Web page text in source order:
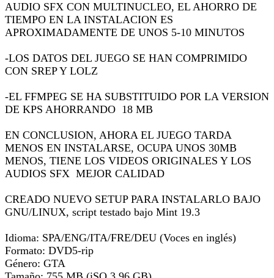
AUDIO SFX CON MULTINUCLEO, EL AHORRO DE
TIEMPO EN LA INSTALACION ES
APROXIMADAMENTE DE UNOS 5-10 MINUTOS
-LOS DATOS DEL JUEGO SE HAN COMPRIMIDO
CON SREP Y LOLZ
-EL FFMPEG SE HA SUBSTITUIDO POR LA VERSION
DE KPS AHORRANDO 18 MB
EN CONCLUSION, AHORA EL JUEGO TARDA
MENOS EN INSTALARSE, OCUPA UNOS 30MB
MENOS, TIENE LOS VIDEOS ORIGINALES Y LOS
AUDIOS SFX MEJOR CALIDAD
CREADO NUEVO SETUP PARA INSTALARLO BAJO
GNU/LINUX, script testado bajo Mint 19.3
Idioma: SPA/ENG/ITA/FRE/DEU (Voces en inglés)
Formato: DVD5-rip
Género: GTA